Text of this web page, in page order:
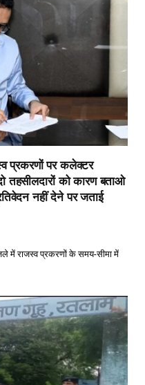
प्रकरणों पर कलेक्टर
को कारण बताओ
नहीं देने पर जताई
में राजस्व प्रकरणों के समय-सीमा में